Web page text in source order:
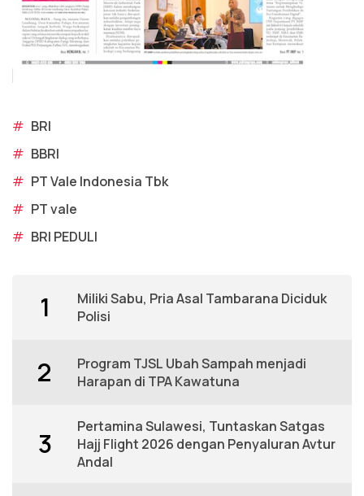
# BRI
# BBRI
# PT Vale Indonesia Tbk
# PT vale
# BRI PEDULI
1
Miliki Sabu, Pria Asal Tambarana Diciduk
Polisi
2
Program TJSL Ubah Sampah menjadi
Harapan di TPA Kawatuna
3
Pertamina Sulawesi, Tuntaskan Satgas
Hajj Flight 2026 dengan Penyaluran Avtur
Andal